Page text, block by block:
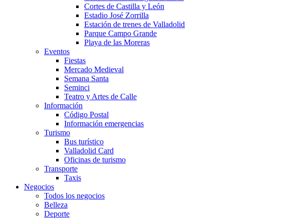
Cortes de Castilla y León
Estadio José Zorrilla
Estación de trenes de Valladolid
Parque Campo Grande
Playa de las Moreras
Eventos
Fiestas
Mercado Medieval
Semana Santa
Seminci
Teatro y Artes de Calle
Información
Código Postal
Información emergencias
Turismo
Bus turístico
Valladolid Card
Oficinas de turismo
Transporte
Taxis
Negocios
Todos los negocios
Belleza
Deporte